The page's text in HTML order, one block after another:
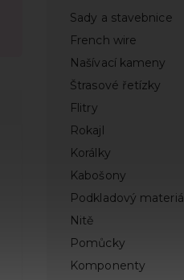
Sady a stavebnice
French wire
Našívací kameny
Štrasové řetízky
Flitry
Rokajl
Korálky
Kabošony
Podkladový materiál
Nitě
Pomůcky
Komponenty